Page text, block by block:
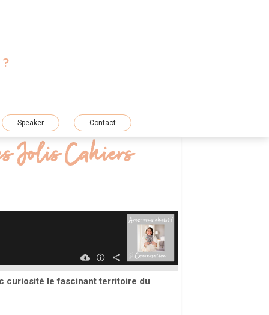
Speaker Contact
Jolis Cahiers
curiosité le fascinant territoire du